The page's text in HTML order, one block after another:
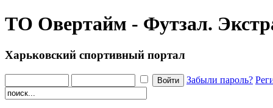
ТО Овертайм - Футзал.
Харьковский спортивный портал
Забыли пароль?